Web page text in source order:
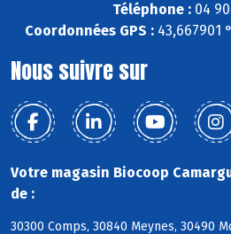
Téléphone : 04
Coordonnées GPS : 43,667901
Nous suivre sur
Votre magasin Biocoop
de :
30300 Comps, 30840 Meynes, 30490